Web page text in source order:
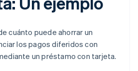
cuánto puede ahorrar un
los pagos diferidos con
un préstamo con tarjeta.